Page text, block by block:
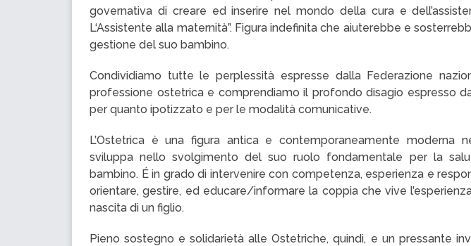
governativa di creare ed inserire nel mondo della cura e
L‘Assistente alla maternità”. Figura indefinita che aiuterebbe e
gestione del suo bambino.
Condividiamo tutte le perplessità espresse dalla Federazione
professione ostetrica e comprendiamo il profondo disagio espresso
per quanto ipotizzato e per le modalità comunicative.
L’Ostetrica è una figura antica e contemporaneamente moderna
sviluppa nello svolgimento del suo ruolo fondamentale per la
bambino. É in grado di intervenire con competenza, esperienza e
orientare, gestire, ed educare/informare la coppia che vive
nascita di un figlio.
Pieno sostegno e solidarietà alle Ostetriche, quindi, e un pressante